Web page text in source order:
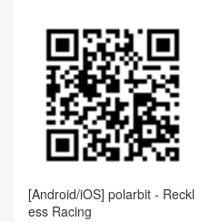
[Android/iOS] polarbit - Reckl
ess Racing